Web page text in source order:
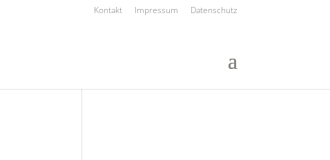
Kontakt Impressum Datenschutz